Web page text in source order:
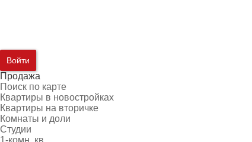
Войти
Продажа
Поиск по карте
Квартиры в новостройках
Квартиры на вторичке
Комнаты и доли
Студии
1-комн. кв